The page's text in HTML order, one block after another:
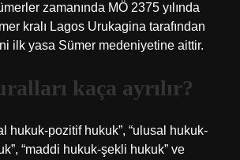
zamanında MÖ 2375 yılında
kralı Lagos Urukagina tarafından
ilk yasa Sümer medeniyetine aittir.
kaça ayrılır?
hukuk-pozitif hukuk”, “ulusal hukuk-
“maddi hukuk-şekli hukuk” ve